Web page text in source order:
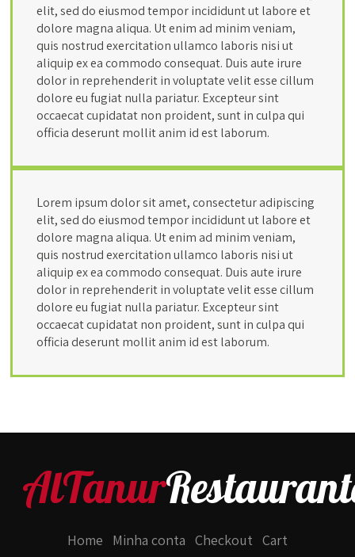
elit, sed do eiusmod tempor incididunt ut labore et
dolore magna aliqua. Ut enim ad minim veniam,
quis nostrud exercitation ullamco laboris nisi ut
aliquip ex ea commodo consequat. Duis aute irure
dolor in reprehenderit in voluptate velit esse cillum
dolore eu fugiat nulla pariatur. Excepteur sint
occaecat cupidatat non proident, sunt in culpa qui
officia deserunt mollit anim id est laborum.
Lorem ipsum dolor sit amet, consectetur adipiscing
elit, sed do eiusmod tempor incididunt ut labore et
dolore magna aliqua. Ut enim ad minim veniam,
quis nostrud exercitation ullamco laboris nisi ut
aliquip ex ea commodo consequat. Duis aute irure
dolor in reprehenderit in voluptate velit esse cillum
dolore eu fugiat nulla pariatur. Excepteur sint
occaecat cupidatat non proident, sunt in culpa qui
officia deserunt mollit anim id est laborum.
AlTanur
Home Minha conta Checkout Cart